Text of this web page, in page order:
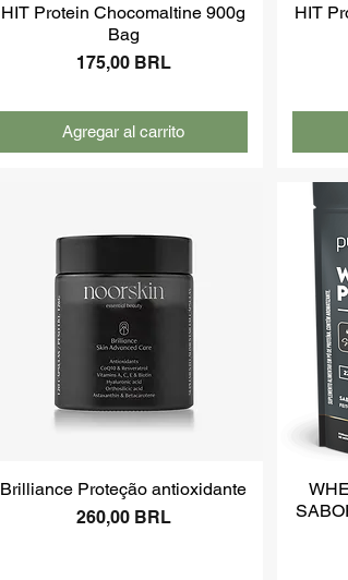
HIT Protein Chocomaltine 900g
Bag
Precio
175,00 BRL
Agregar al carrito
HIT
Brilliance Proteção antioxidante
Precio
260,00 BRL